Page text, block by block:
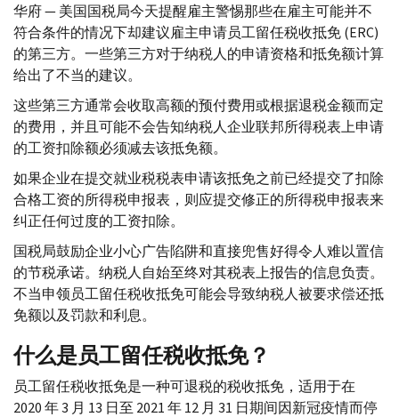
华府 — 美国国税局今天提醒雇主警惕那些在雇主可能并不
符合条件的情况下却建议雇主申请员工留任税收抵免 (ERC)
的第三方。一些第三方对于纳税人的申请资格和抵免额计算
给出了不当的建议。
这些第三方通常会收取高额的预付费用或根据退税金额而定
的费用，并且可能不会告知纳税人企业联邦所得税表上申请
的工资扣除额必须减去该抵免额。
如果企业在提交就业税税表申请该抵免之前已经提交了扣除
合格工资的所得税申报表，则应提交修正的所得税申报表来
纠正任何过度的工资扣除。
国税局鼓励企业小心广告陷阱和直接兜售好得令人难以置信
的节税承诺。纳税人自始至终对其税表上报告的信息负责。
不当申领员工留任税收抵免可能会导致纳税人被要求偿还抵
免额以及罚款和利息。
什么是员工留任税收抵免？
员工留任税收抵免是一种可退税的税收抵免，适用于在
2020 年 3 月 13 日至 2021 年 12 月 31 日期间因新冠疫情而停